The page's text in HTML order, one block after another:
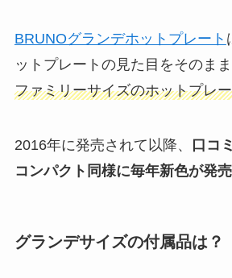
BRUNOグランデホットプレート
ットプレートの見た目をそのまま
ファミリーサイズのホットプレ
2016年に発売されて以降、
口コ
コンパクト同様に毎年新色が発売
グランデサイズの付属品は？